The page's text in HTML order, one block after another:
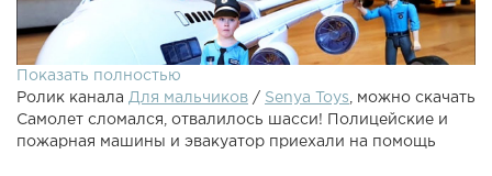
Показать полностью
Ролик канала Для мальчиков / Senya Toys , можно скачать
Самолет сломался, отвалилось шасси! Полицейские и
пожарная машины и эвакуатор приехали на помощь